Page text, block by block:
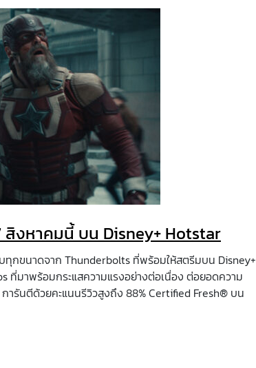
สิงหาคมนี้ บน Disney+ Hotstar
กขนาดจาก Thunderbolts ที่พร้อมให้สตรีมบน Disney+
ที่มาพร้อมกระแสความแรงอย่างต่อเนื่อง ต่อยอดความ
ารันตีด้วยคะแนนรีวิวสูงถึง 88% Certified Fresh® บน